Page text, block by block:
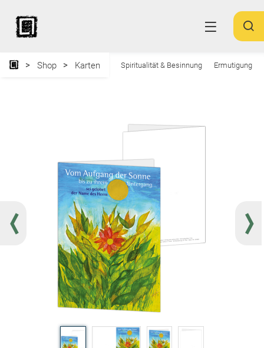
Shop Karten Spiritualität & Besinnung Ermutigung